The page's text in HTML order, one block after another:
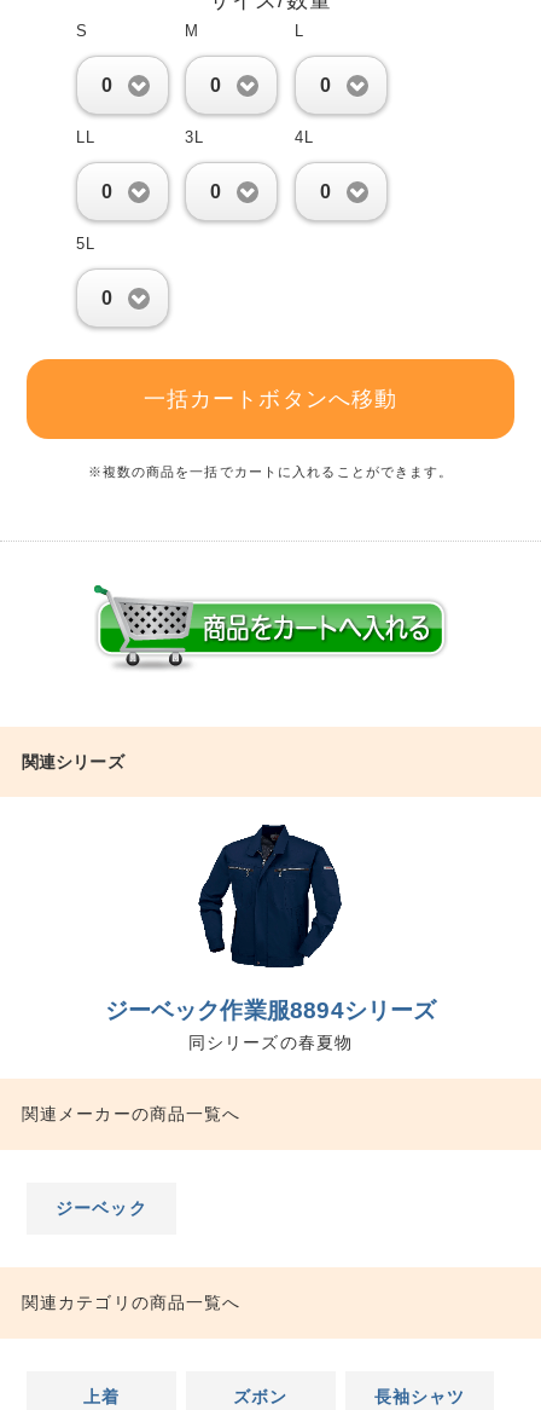
S
0
M
0
L
0
LL
0
3L
0
4L
0
5L
0
一括カートボタンへ移動
※複数の商品を一括でカートに入れることができます。
関連シリーズ
ジーベック作業服8894シリーズ
同シリーズの春夏物
関連メーカーの商品一覧へ
ジーベック
関連カテゴリの商品一覧へ
上着 ズボン 長袖シャツ